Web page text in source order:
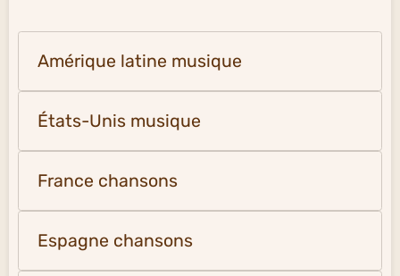
Amérique latine musique
États-Unis musique
France chansons
Espagne chansons